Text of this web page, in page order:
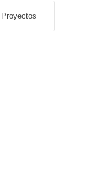
Proyectos